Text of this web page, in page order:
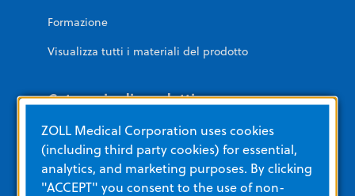
Formazione
Visualizza tutti i materiali del prodotto
Categorie di prodotti
EMERGENZA
DAE
ZOLL Medical Corporation uses cookies
(including third party cookies) for essential,
analytics, and marketing purposes. By clicking
"ACCEPT" you consent to the use of non-